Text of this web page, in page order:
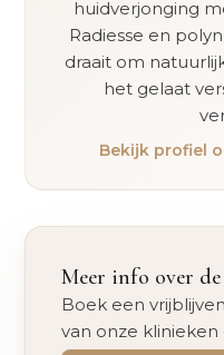
huidverjonging
Radiesse en
draait om
het gelaat
Bekijk profiel
Meer info over
Boek een
van onze klinieken